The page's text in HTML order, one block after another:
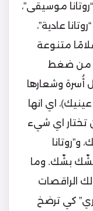
موسيقى”،
عادية”،
خليجية”، وكلها تقدم ٢٤/٢٤ افلامًا متنوعة
من ضغط
أُسرة وشعارها
اي انها
تختار اي شيء
وهشّك بشّك. وما
الراقصات
كي ترضخ